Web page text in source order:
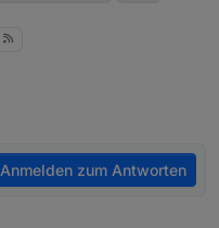
Anmelden zum Antworten